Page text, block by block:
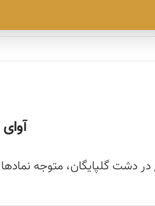
در دشت گلپایگان، متوجه